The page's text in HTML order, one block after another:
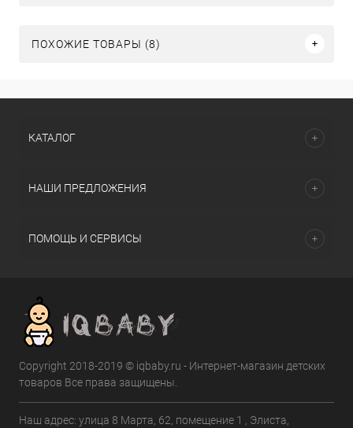
ПОХОЖИЕ ТОВАРЫ (8)
КАТАЛОГ
НАШИ ПРЕДЛОЖЕНИЯ
ПОМОЩЬ И СЕРВИСЫ
Copyright 2018-2019 © iqbaby.ru - Интернет-магазин детских
товаров Все права защищены.
Наш адрес: улица 8 Марта, 62, помещение 1 , Элиста,